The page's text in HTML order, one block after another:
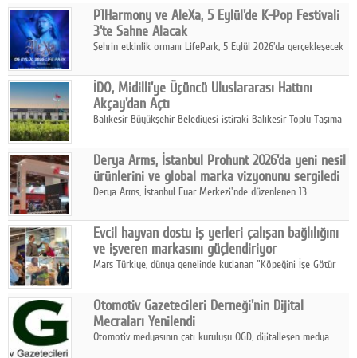
Facebook
Diziler
Karikatür
Youtube
Polemik
Reklam
Yazarlar
Künye
SOSYAL MEDYA
Facebook
Twitter
P1Harmony ve AleXa, 5 Eylül'de K-Pop Festivali
3'te Sahne Alacak
Şehrin etkinlik ormanı LifePark, 5 Eylül 2026'da gerçekleşecek
haritasında önemli bir destinasyon haline getirmeye
hazırlanıyor.
İDO, Midilli'ye Üçüncü Uluslararası Hattını
Akçay'dan Açtı
Balıkesir Büyükşehir Belediyesi iştiraki Balıkesir Toplu Taşıma
Midilli hattının resmi açılışı gerçekleştirildi.
Derya Arms, İstanbul Prohunt 2026'da yeni nesil
ürünlerini ve global marka vizyonunu sergiledi
Derya Arms, İstanbul Fuar Merkezi'nde düzenlenen 13.
Fuarı'nda sektör profesyonelleri, iş ortakları, bayiler ve son
kullanıcılarla bir araya geldi.
Evcil hayvan dostu iş yerleri çalışan bağlılığını
ve işveren markasını güçlendiriyor
Mars Türkiye, dünya genelinde kutlanan "Köpeğini İşe Götür
çalışan bağlılığı, iyi olma hali ve işveren markası üzerindeki
etkisine dikkat çekti.
Otomotiv Gazetecileri Derneği'nin Dijital
Mecraları Yenilendi
Otomotiv medyasının çatı kuruluşu OGD, dijitalleşen medya